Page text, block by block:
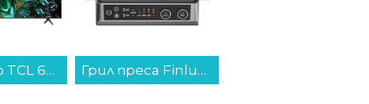
Телевизор TCL 65Q6C , 164 см, 3840x2160 UHD-4K , 65 inch, Android , Mini LED , Smart TV... Грил преса Finlux SUMMUS...